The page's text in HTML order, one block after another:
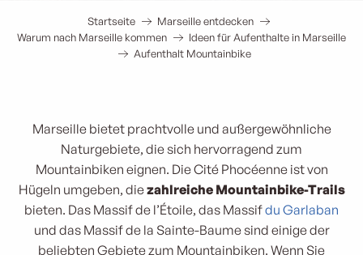
Startseite
Marseille entdecken
Warum nach Marseille kommen
Ideen für Aufenthalte in Marseille
Aufenthalt Mountainbike
Marseille bietet prachtvolle und außergewöhnliche
Naturgebiete, die sich hervorragend zum
Mountainbiken eignen. Die Cité Phocéenne ist von
Hügeln umgeben, diezahlreiche Mountainbike-Trails
bieten. Das Massif de l’Étoile, das Massifdu Garlaban
und das Massif de la Sainte-Baume sind einige der
beliebten Gebiete zum Mountainbiken. Wenn Sie